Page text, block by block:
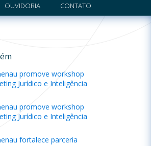
OUVIDORIA CONTATO
promove workshop
Jurídico e Inteligência
promove workshop
Jurídico e Inteligência
fortalece parceria